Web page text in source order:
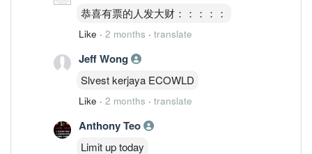
恭喜有票的人发大财：：：：：
Like · 2 months · translate
Jeff Wong
Slvest kerjaya ECOWLD
Like · 2 months · translate
Anthony Teo
Limit up today